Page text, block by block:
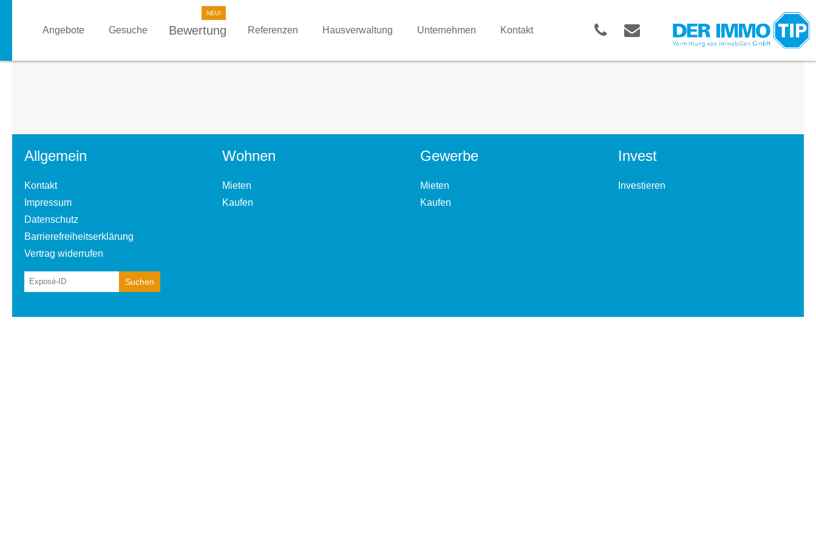
Angebote Gesuche Bewertung Referenzen Hausverwaltung Unternehmen Kontakt
Allgemein
Kontakt
Impressum
Datenschutz
Barrierefreiheitserklärung
Vertrag widerrufen
Wohnen
Mieten
Kaufen
Gewerbe
Mieten
Kaufen
Invest
Investieren